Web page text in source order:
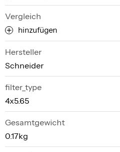
Vergleich
hinzufügen
Hersteller
Schneider
filter_type
4x5.65
Gesamtgewicht
0.17kg